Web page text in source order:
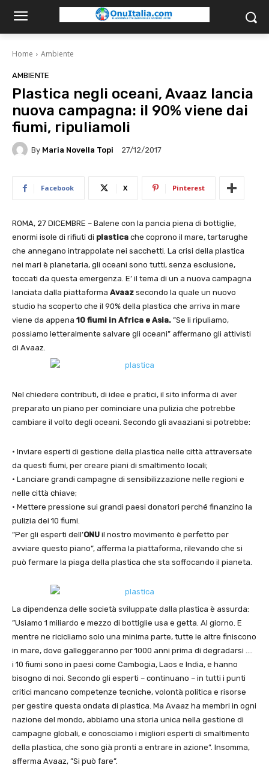
Home Ambiente
AMBIENTE
Plastica negli oceani, Avaaz lancia
nuova campagna: il 90% viene dai
fiumi, ripuliamoli
By Maria Novella Topi 27/12/2017
Facebook X Pinterest
ROMA, 27 DICEMBRE – Balene con la pancia piena di bottiglie,
enormi isole di rifiuti di plastica che coprono il mare, tartarughe
che annegano intrappolate nei sacchetti. La crisi della plastica
nei mari è planetaria, gli oceani sono tutti, senza esclusione,
toccati da questa emergenza. E’ il tema di un a nuova campagna
lanciata dalla piattaforma Avaaz secondo la quale un nuovo
studio ha scoperto che il 90% della plastica che arriva in mare
viene da appena 10 fiumi in Africa e Asia. ”Se li ripuliamo,
possiamo letteralmente salvare gli oceani” affermano gli attivisti
di Avaaz.
Nel chiedere contributi, di idee e pratici, il sito informa di aver
preparato un piano per cominciare una pulizia che potrebbe
cambiare il volto degli oceani. Secondo gli avaaziani si potrebbe:
• Inviare esperti di gestione della plastica nelle città attraversate
da questi fiumi, per creare piani di smaltimento locali;
• Lanciare grandi campagne di sensibilizzazione nelle regioni e
nelle città chiave;
• Mettere pressione sui grandi paesi donatori perché finanzino la
pulizia dei 10 fiumi.
”Per gli esperti dell’ONU il nostro movimento è perfetto per
avviare questo piano”, afferma la piattaforma, rilevando che si
può fermare la piaga della plastica che sta soffocando il pianeta.
La dipendenza delle società sviluppate dalla plastica è assurda:
”Usiamo 1 miliardo e mezzo di bottiglie usa e getta. Al giorno. E
mentre ne ricicliamo solo una minima parte, tutte le altre finiscono
in mare, dove galleggeranno per 1000 anni prima di degradarsi ….
i 10 fiumi sono in paesi come Cambogia, Laos e India, e hanno
bisogno di noi. Secondo gli esperti – continuano – in tutti i punti
critici mancano competenze tecniche, volontà politica e risorse
per gestire questa ondata di plastica. Ma Avaaz ha membri in ogni
nazione del mondo, abbiamo una storia unica nella gestione di
campagne globali, e conosciamo i migliori esperti di smaltimento
della plastica, che sono già pronti a entrare in azione”. Insomma,
afferma Avaaz, ”Si può fare”.